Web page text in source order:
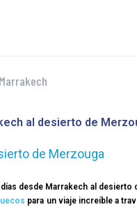
al desierto de
de Merzouga
desde Marrakech al desierto
para un viaje increíble a